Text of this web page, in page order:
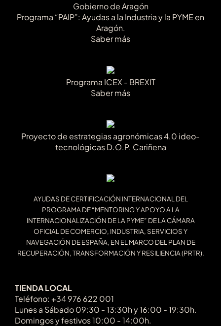
Gobierno de Aragón
Programa “PAIP”: Ayudas a la Industria y la PYME en
Aragón.
Saber más
Programa ICEX - BREXIT
Saber más
Proyecto de estrategias agronómicas 4.0 ideo-
tecnológicas D.O.P. Cariñena
AYUDAS DE CERTIFICACIÓN INTERNACIONAL DEL
PROGRAMA DE “MENTORING Y APOYO A LA
INTERNACIONALIZACIÓN DE LA PYME” DE LA CÁMARA
OFICIAL DE COMERCIO, INDUSTRIA, SERVICIOS Y
NAVEGACIÓN DE ESPAÑA, EN EL MARCO DEL PLAN DE
RECUPERACIÓN, TRANSFORMACIÓN Y RESILIENCIA (PRTR).
TIENDA LOCAL
Teléfono: +34 976 622 001
Lunes a Sábado 09:30 - 13:30h y 16:00 - 19:30h.
Domingos y festivos 10:00 - 14:00h.